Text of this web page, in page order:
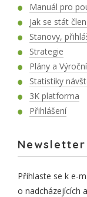
Manuál pro
Jak se stát
Stanovy,
Strategie
Plány a
Statistiky
3K platforma
Přihlášení
Newsletter
Přihlaste se k e-
o nadcházejících